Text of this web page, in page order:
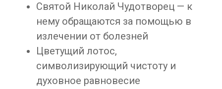
Святой Николай Чудотворец — к
нему обращаются за помощью в
излечении от болезней
Цветущий лотос,
символизирующий чистоту и
духовное равновесие